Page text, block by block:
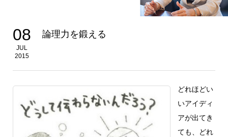
08
JUL
2015
論理力を鍛える
どれほどい
いアイディ
アが出てき
ても、どれ